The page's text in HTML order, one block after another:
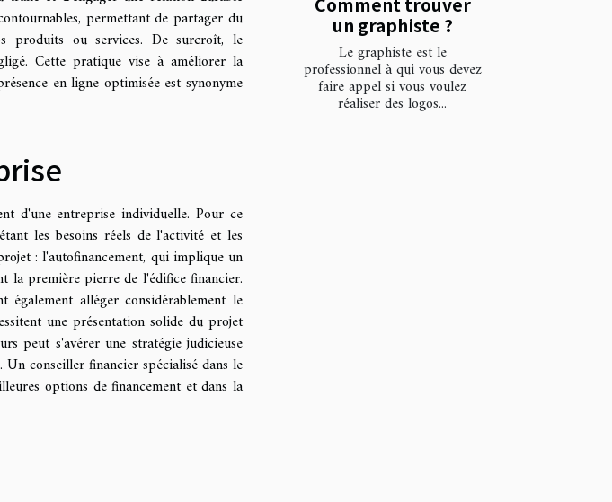
permettant de partager du
produits ou services. De surcroît, le
Cette pratique vise à améliorer la
en ligne optimisée est synonyme
d'une entreprise individuelle. Pour ce
les besoins réels de l'activité et les
: l'autofinancement, qui implique un
la première pierre de l'édifice financier.
également alléger considérablement le
une présentation solide du projet
peut s'avérer une stratégie judicieuse
conseiller financier spécialisé dans le
options de financement et dans la
un graphiste ?
Le graphiste est le
professionnel à qui vous devez
faire appel si vous voulez
réaliser des logos...